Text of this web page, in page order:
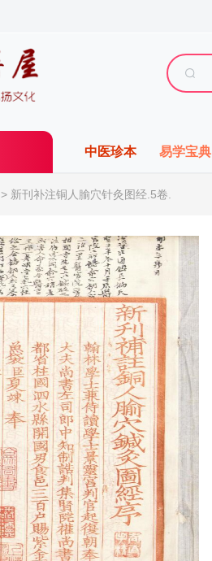
中医珍本 易学宝典
> 新刊补注铜人腧穴针灸图经.5卷.